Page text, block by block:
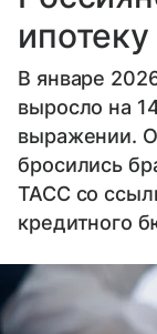
ипотеку
В январе
выросло на
выражении. О
бросились
ТАСС со
кредитного